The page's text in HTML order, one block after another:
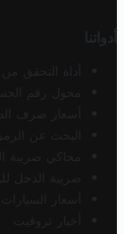
أدواتنا
أداة التحقق
محول رقم
أسعار صرف
البحث عن
محاكي ضريبة
ضريبة الدخل
أسعار
أخبار تروفيت